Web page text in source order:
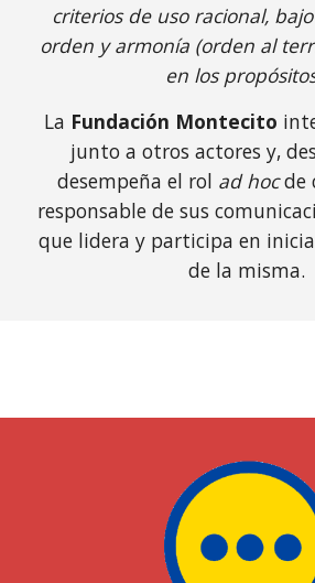
criterios de uso racional,
orden y armonía(orden al
en los
La Fundación Montecito
junto a otros actores y,
desempeña el rol ad hocde
responsable de sus
que lidera y participa en
de la misma.